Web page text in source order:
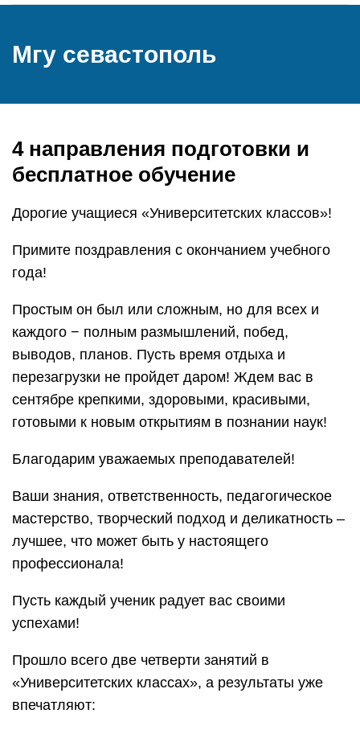
Мгу севастополь
4 направления подготовки и
бесплатное обучение
Дорогие учащиеся «Университетских классов»!
Примите поздравления с окончанием учебного
года!
Простым он был или сложным, но для всех и
каждого − полным размышлений, побед,
выводов, планов. Пусть время отдыха и
перезагрузки не пройдет даром! Ждем вас в
сентябре крепкими, здоровыми, красивыми,
готовыми к новым открытиям в познании наук!
Благодарим уважаемых преподавателей!
Ваши знания, ответственность, педагогическое
мастерство, творческий подход и деликатность –
лучшее, что может быть у настоящего
профессионала!
Пусть каждый ученик радует вас своими
успехами!
Прошло всего две четверти занятий в
«Университетских классах», а результаты уже
впечатляют: